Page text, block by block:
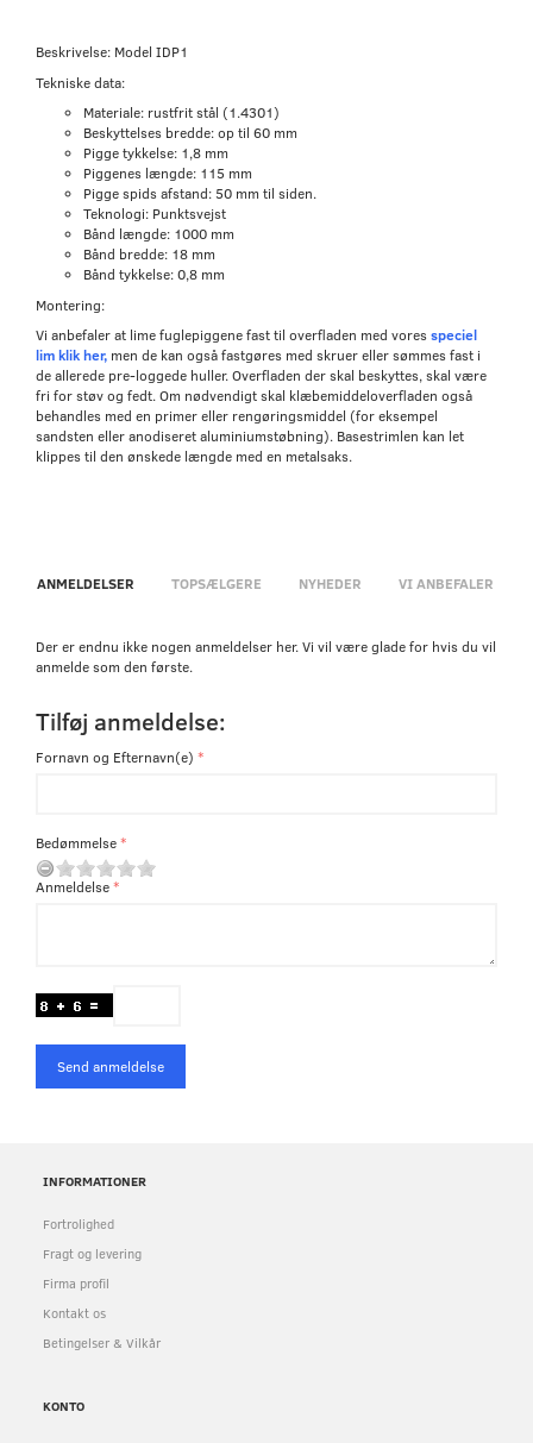
Beskrivelse: Model IDP1
Tekniske data:
Materiale: rustfrit stål (1.4301)
Beskyttelses bredde: op til 60 mm
Pigge tykkelse: 1,8 mm
Piggenes længde: 115 mm
Pigge spids afstand: 50 mm til siden.
Teknologi: Punktsvejst
Bånd længde: 1000 mm
Bånd bredde: 18 mm
Bånd tykkelse: 0,8 mm
Montering:
Vi anbefaler at lime fuglepiggene fast til overfladen med voresspeciel
lim klik her, men de kan også fastgøres med skruer eller sømmes fast i
de allerede pre-loggede huller. Overfladen der skal beskyttes, skal være
fri for støv og fedt. Om nødvendigt skal klæbemiddeloverfladen også
behandles med en primer eller rengøringsmiddel (for eksempel
sandsten eller anodiseret aluminiumstøbning). Basestrimlen kan let
klippes til den ønskede længde med en metalsaks.
ANMELDELSER TOPSÆLGERE NYHEDER VI ANBEFALER
Der er endnu ikke nogen anmeldelser her. Vi vil være glade for hvis du vil
anmelde som den første.
Tilføj anmeldelse:
Fornavn og Efternavn(e)
Bedømmelse
Anmeldelse
Send anmeldelse
INFORMATIONER
Fortrolighed
Fragt og levering
Firma profil
Kontakt os
Betingelser & Vilkår
KONTO